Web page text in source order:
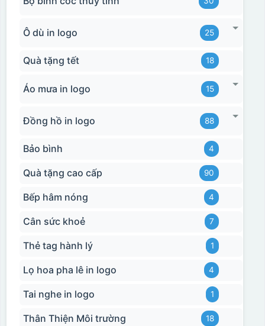
Ô dù in logo 25
Quà tặng tết 18
Áo mưa in logo 15
Đồng hồ in logo 88
Bảo bình 4
Quà tặng cao cấp 90
Bếp hâm nóng 4
Cân sức khoẻ 7
Thẻ tag hành lý 1
Lọ hoa pha lê in logo 4
Tai nghe in logo 1
Thân Thiện Môi trường 18